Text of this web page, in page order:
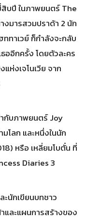
บปี ในภาพยนตร์ The
งมารสวมปราด้า 2 นัก
ทาเวย์ ก็กำลังจะกลับ
ออีกครั้ง โดยตัวละคร
ห่งเจโนเวีย จาก
ำกับภาพยนตร์ Joy
โลก และหนึ่งในนัก
หรือ เหลี่ยมโบตั๋น ที่
Diaries 3
นักเขียนบทชาว
และแผนการสร้างของ